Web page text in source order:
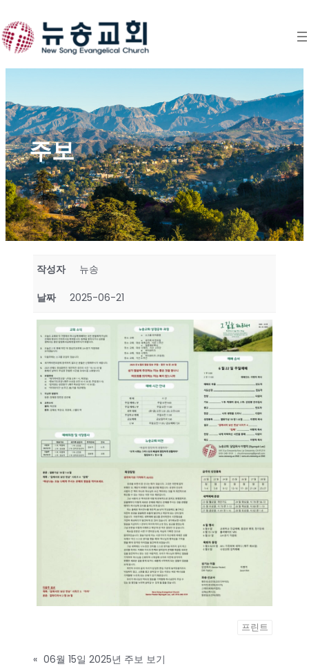
to
content
주보
작성자 뉴송
날짜 2025-06-21
프린트
« 06월 15일 2025년 주보 보기